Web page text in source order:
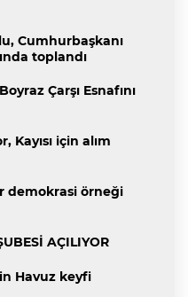
Cumhurbaşkanı
toplandı
Çarşı Esnafını
Kayısı için alım
demokrasi örneği
AÇILIYOR
Havuz keyfi